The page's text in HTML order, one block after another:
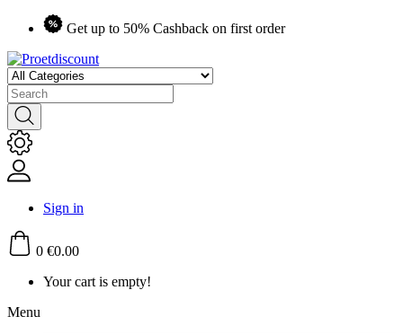
Get up to 50% Cashback on first order
Sign in
0 €0.00
Your cart is empty!
Menu